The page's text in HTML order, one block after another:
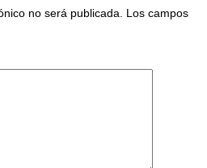
no será publicada. Los campos